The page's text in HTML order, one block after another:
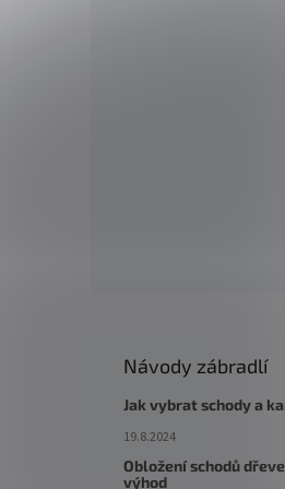
Návody zábradlí
Jak vybrat schody a
19.8.2024
Obložení schodů
výhod